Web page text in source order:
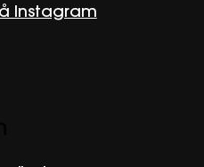
Instagram